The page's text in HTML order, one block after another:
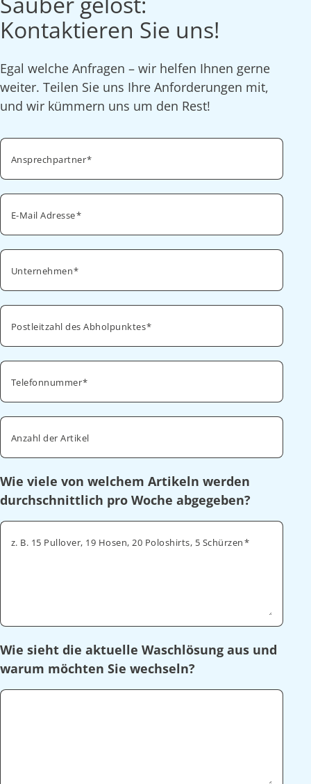
Kontaktieren Sie uns!
Egal welche Anfragen – wir helfen Ihnen gerne
weiter. Teilen Sie uns Ihre Anforderungen mit,
und wir kümmern uns um den Rest!
Ansprechpartner
E-Mail Adresse
Unternehmen
Postleitzahl des Abholpunktes
Telefonnummer
Anzahl der Artikel
Wie viele von welchem Artikeln werden
durchschnittlich pro Woche abgegeben?
z. B. 15 Pullover, 19 Hosen, 20 Poloshirts, 5 Schürzen
Wie sieht die aktuelle Waschlösung aus und
warum möchten Sie wechseln?